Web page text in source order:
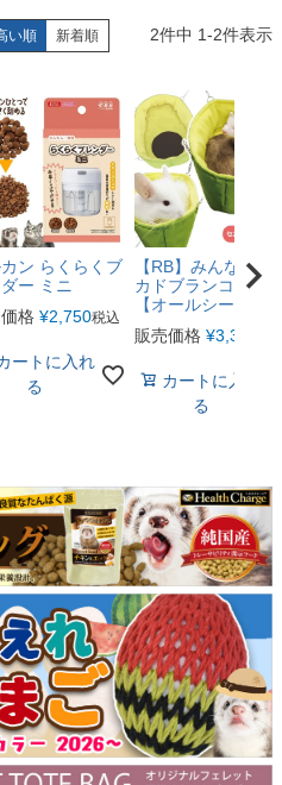
い順 新着順 2件中 1-2件表示
ン らくらくブ
ー ミニ
格 ¥2,750税込
ートに入れ
る
【RB】みんなのア
カドブランコ（F2
【オールシーズン
販売価格 ¥3,300
カートに入れ
る